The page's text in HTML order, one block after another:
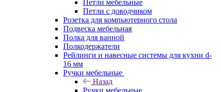
Петли мебельные
Петли с доводчиком
Розетка для компьютерного стола
Подвеска мебельная
Полка для ванной
Полкодержатели
Рейлинги и навесные системы для кухни d-
16 мм
Ручки мебельные
Назад
Ручки мебельные